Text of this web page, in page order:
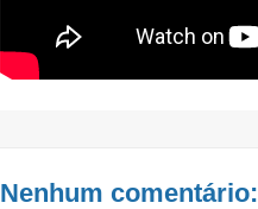
Nenhum comentário: